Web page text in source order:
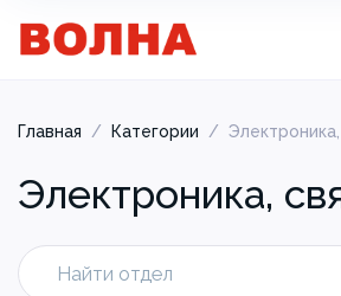
Главная / Категории / Электроника,
Электроника,